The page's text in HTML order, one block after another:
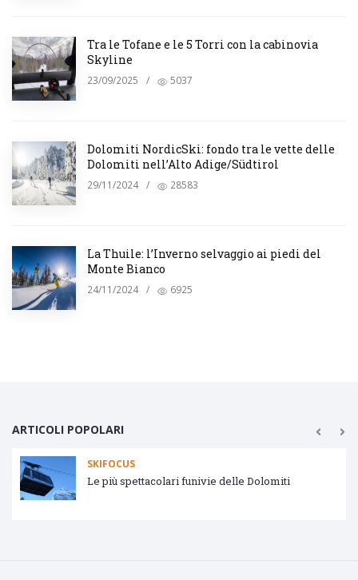
Tra le Tofane e le 5 Torri con la cabinovia
Skyline
23/09/2025 / 5037
Dolomiti NordicSki: fondo tra le vette delle
Dolomiti nell’Alto Adige/Südtirol
29/11/2024 / 28583
La Thuile: l’Inverno selvaggio ai piedi del
Monte Bianco
24/11/2024 / 6925
ARTICOLI POPOLARI
SKIFOCUS
Le più spettacolari funivie delle Dolomiti